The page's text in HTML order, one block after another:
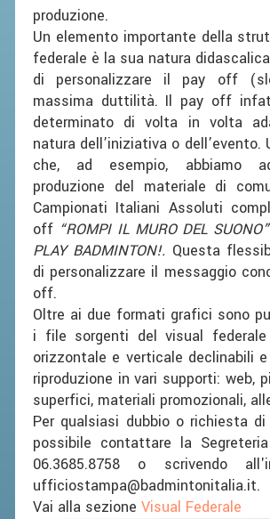
produzione.
Un elemento importante della
federale è la sua natura
di personalizzare il pay off
massima duttilità. Il pay off i
determinato di volta in volta
natura dell’iniziativa o dell’evento.
che, ad esempio, abbiamo
produzione del materiale di
Campionati Italiani Assoluti
off “ROMPI IL MURO DEL SUONO”
PLAY BADMINTON!. Questa
di personalizzare il messaggio
off.
Oltre ai due formati grafici sono
i file sorgenti del visual federale
orizzontale e verticale declinabili
riproduzione in vari supporti: web,
superfici, materiali promozionali,
Per qualsiasi dubbio o richiesta
possibile contattare la
06.3685.8758 o scrivendo
ufficiostampa@badmintonitalia.it.
Vai alla sezione Visual Federale
TESSERAMENTO
AFFILIAZIONE E
QUOTE E TASSE
CONVENZIONI
ACCEDI AL
LINE
ASSICURAZIONE
MODULI
AFFILIARE UN ESD
GARE ED EVENTI
CALENDARIO
COMUNICATI
ALBO D'ORO
CAMPIONATI A
EVENTI